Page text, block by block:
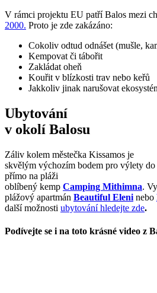
V rámci projektu EU patří Balos mezi
2000. Proto je zde zakázáno:
Cokoliv odtud odnášet (mušle,
Kempovat či tábořit
Zakládat oheň
Kouřit v blízkosti trav nebo keřů
Jakkoliv jinak narušovat
Ubytování
v okolí Balosu
Záliv kolem městečka Kissamos je
skvělým výchozím bodem pro výlety
přímo na pláži
oblíbený kemp Camping Mithimna.
plážový apartmán Beautiful Eleni nebo
další možnosti ubytování hledejte zde.
Podívejte se i na toto krásné video z